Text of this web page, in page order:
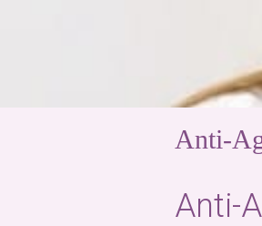
Anti-
Anti-